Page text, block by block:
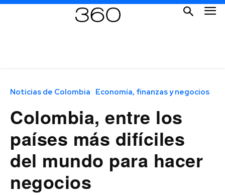
Noticias de Colombia Economía, finanzas y negocios
Colombia, entre los
países más difíciles
del mundo para hacer
negocios